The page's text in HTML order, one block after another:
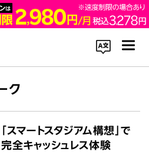
内を検索
ク
「スマートスタジアム構想」で
完全キャッシュレス体験